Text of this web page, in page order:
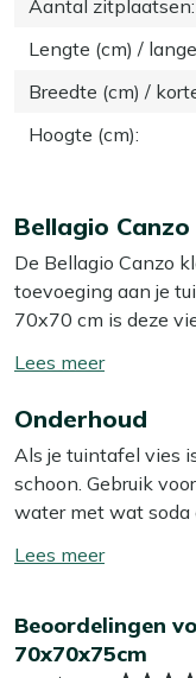
Aantal zitplaatsen:
Lengte (cm) /
Breedte (cm) /
Hoogte (cm):
Bellagio
De Bellagio Canzo
toevoeging aan je
70x70 cm is deze
Teak Greywash
stevige en
eenvoudig in te
je ruimte wilt
de tuin met deze
dat je niet stijlvol
Compact
Toon/
meer
Onderhoud
Als je tuintafel vies
schoon. Gebruik
water met wat soda
te verwijderen. Wij
speciale reiniger.
onze Kees Smit
Toon/
Beoordelingen
70x70x75cm